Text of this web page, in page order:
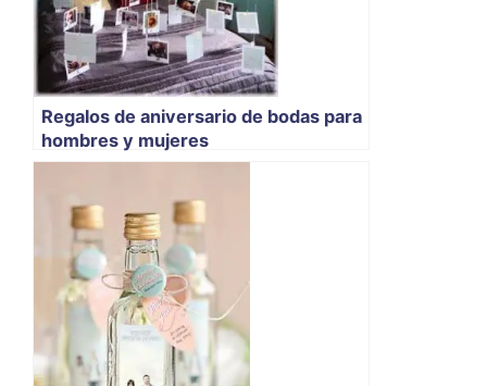
Regalos de aniversario de bodas para
hombres y mujeres